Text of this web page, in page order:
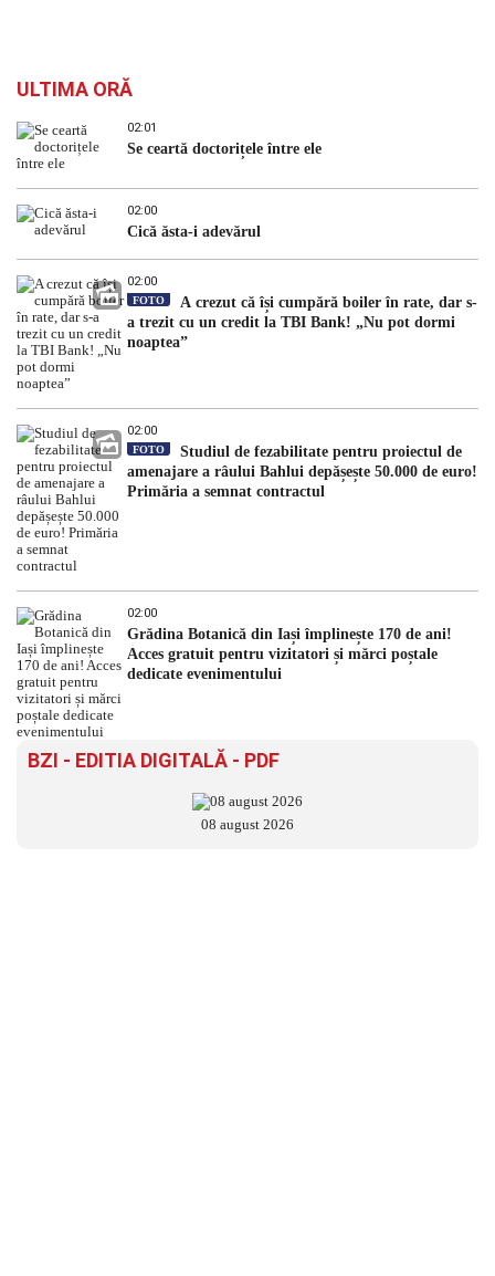
ULTIMA ORĂ
02:01
Se ceartă doctorițele între ele
02:00
Cică ăsta-i adevărul
02:00
FOTO
A crezut că își cumpără boiler în rate, dar s-
a trezit cu un credit la TBI Bank! „Nu pot dormi
noaptea”
02:00
FOTO
Studiul de fezabilitate pentru proiectul de
amenajare a râului Bahlui depășește 50.000 de euro!
Primăria a semnat contractul
02:00
Grădina Botanică din Iași împlinește 170 de ani!
Acces gratuit pentru vizitatori și mărci poștale
dedicate evenimentului
BZI - EDITIA DIGITALĂ - PDF
08 august 2026